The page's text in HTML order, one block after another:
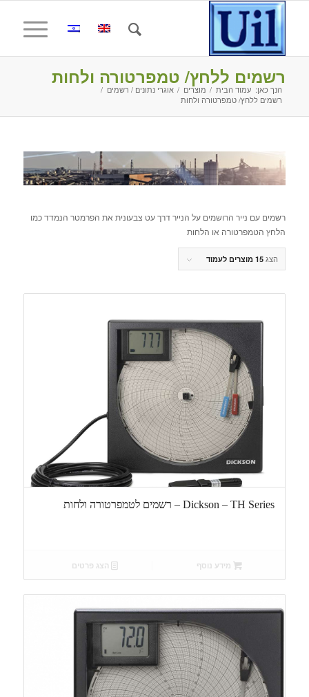
רשמים ללחץ/ טמפרטורה ולחות
הנך כאן: עמוד הבית / מוצרים / אוגרי נתונים / רשמים /
רשמים ללחץ/ טמפרטורה ולחות
רשמים עם נייר הרושמים על הנייר דרך עט צבעונית את הפרמטר הנמדד כמו
הלחץ הטמפרטורה או הלחות
הצג 15 מוצרים לעמוד
Dickson – TH Series – רשמים לטמפרטורה ולחות
מידע נוסף הצג פרטים